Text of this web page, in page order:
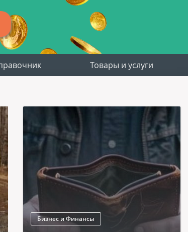
Товары и услуги
Бизнес и Финансы